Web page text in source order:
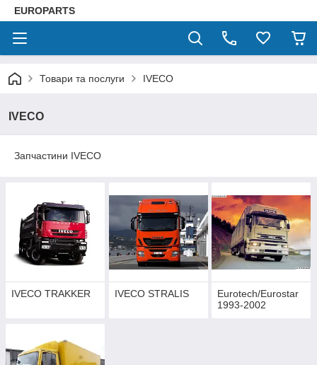
EUROPARTS
Товари та послуги IVECO
IVECO
Запчастини IVECO
IVECO TRAKKER IVECO STRALIS
Eurotech/Eurostar
1993-2002